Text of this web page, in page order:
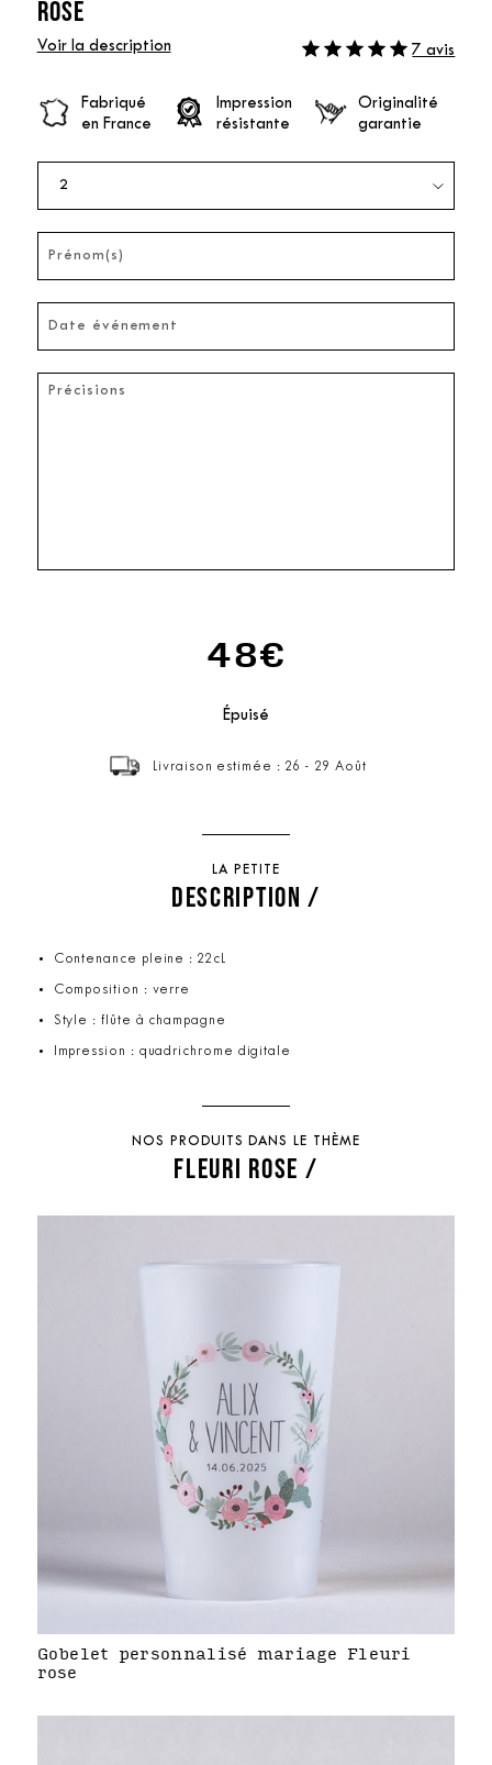
ROSE
Voir la description 7 avis
Fabriqué
en France
Impression
résistante
Originalité
garantie
48€
Épuisé
Livraison estimée : 26 - 29 Août
LA PETITE
DESCRIPTION /
Contenance pleine : 22cL
Composition : verre
Style : flûte à champagne
Impression : quadrichrome digitale
NOS PRODUITS DANS LE THÈME
FLEURI ROSE /
Gobelet personnalisé mariage Fleuri
rose